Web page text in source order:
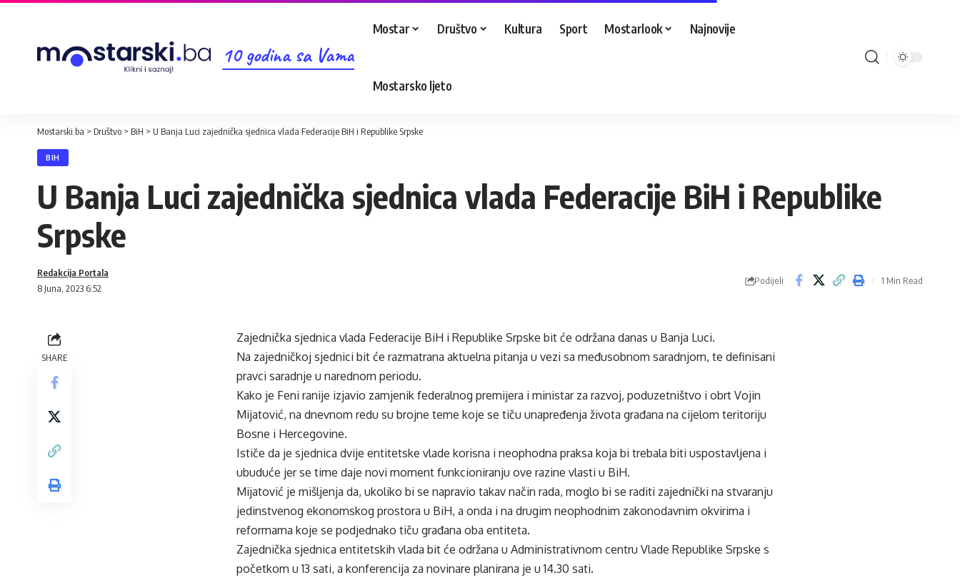
10 godina sa Vama
Mostar Društvo Kultura Sport Mostarlook Najnovije
Mostarsko ljeto
Mostarski.ba > Društvo > BiH > U Banja Luci zajednička sjednica vlada Federacije BiH i Republike Srpske
BIH
U Banja Luci zajednička sjednica vlada Federacije BiH i Republike
Srpske
8 Juna, 2023 6:52
Redakcija Portala
Podijeli 1 Min Read
SHARE
Zajednička sjednica vlada Federacije BiH i Republike Srpske bit će održana danas u Banja Luci.
Na zajedničkoj sjednici bit će razmatrana aktuelna pitanja u vezi sa međusobnom saradnjom, te definisani
pravci saradnje u narednom periodu.
Kako je Feni ranije izjavio zamjenik federalnog premijera i ministar za razvoj, poduzetništvo i obrt Vojin
Mijatović, na dnevnom redu su brojne teme koje se tiču unapređenja života građana na cijelom teritoriju
Bosne i Hercegovine.
Ističe da je sjednica dvije entitetske vlade korisna i neophodna praksa koja bi trebala biti uspostavljena i
ubuduće jer se time daje novi moment funkcioniranju ove razine vlasti u BiH.
Mijatović je mišljenja da, ukoliko bi se napravio takav način rada, moglo bi se raditi zajednički na stvaranju
jedinstvenog ekonomskog prostora u BiH, a onda i na drugim neophodnim zakonodavnim okvirima i
reformama koje se podjednako tiču građana oba entiteta.
Zajednička sjednica entitetskih vlada bit će održana u Administrativnom centru Vlade Republike Srpske s
početkom u 13 sati, a konferencija za novinare planirana je u 14.30 sati.